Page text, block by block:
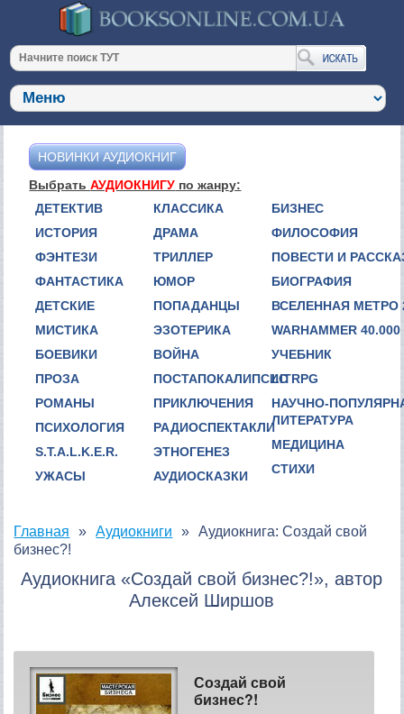
НОВИНКИ АУДИОКНИГ
ВыбратьАУДИОКНИГУ по жанру:
ДЕТЕКТИВ
ИСТОРИЯ
ФЭНТЕЗИ
ФАНТАСТИКА
ДЕТСКИЕ
МИСТИКА
БОЕВИКИ
ПРОЗА
РОМАНЫ
ПСИХОЛОГИЯ
S.T.A.L.K.E.R.
УЖАСЫ
КЛАССИКА
ДРАМА
ТРИЛЛЕР
ЮМОР
ПОПАДАНЦЫ
ЭЗОТЕРИКА
ВОЙНА
ПОСТАПОКАЛИПСИС
ПРИКЛЮЧЕНИЯ
РАДИОСПЕКТАКЛИ
ЭТНОГЕНЕЗ
АУДИОСКАЗКИ
БИЗНЕС
ФИЛОСОФИЯ
ПОВЕСТИ И
БИОГРАФИЯ
ВСЕЛЕННАЯ МЕТРО
WARHAMMER 40.000
УЧЕБНИК
LITRPG
НАУЧНО-
ЛИТЕРАТУРА
МЕДИЦИНА
СТИХИ
Главная Аудиокниги
Аудиокнига: Создай свой
бизнес?!
Аудиокнига «Создай свой бизнес?!», автор
Алексей Ширшов
Создай свой
бизнес?!